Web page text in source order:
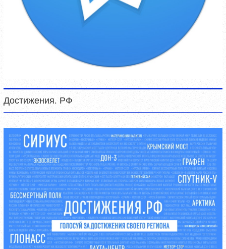
Достижения. РФ